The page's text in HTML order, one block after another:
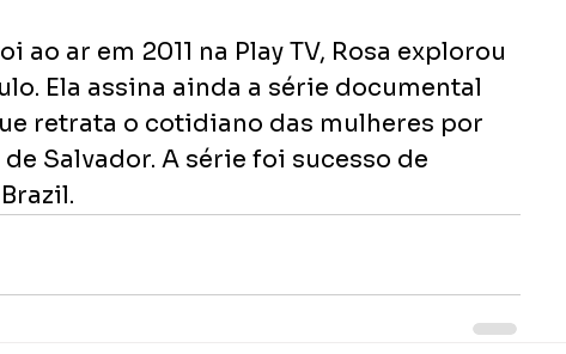
ar em 2011 na Play TV, Rosa explorou
Ela assina ainda a série documental
retrata o cotidiano das mulheres por
Salvador. A série foi sucesso de